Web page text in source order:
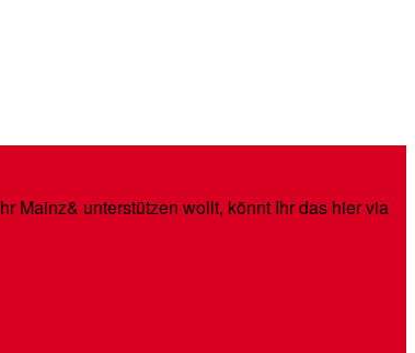
Mainz& unterstützen wollt, könnt Ihr das hier via